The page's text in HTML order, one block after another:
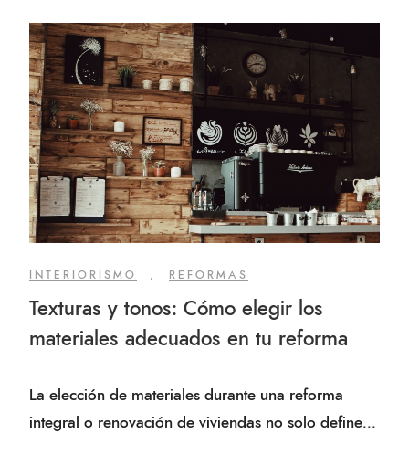
INTERIORISMO REFORMAS
Texturas y tonos: Cómo elegir los
materiales adecuados en tu reforma
La elección de materiales durante una reforma
integral o renovación de viviendas no solo define...